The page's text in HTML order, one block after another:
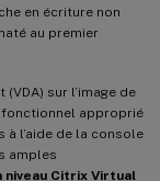
en écriture non
au premier
sur l’image de
fonctionnel approprié
l’aide de la console
amples
niveau Citrix Virtual